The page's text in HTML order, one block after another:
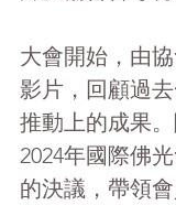
大會開始，由
影片，回顧過
推動上的成果
2024年國際佛
的決議，帶領